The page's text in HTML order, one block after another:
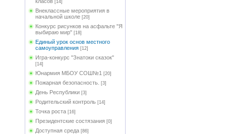
[14]
Внеклассные мероприятия в
начальной школе [20]
Конкурс рисунков на асфальте "Я
выбираю мир" [18]
Единый урок основ местного
самоуправления [12]
Игра-конкурс "Знатоки сказок"
[14]
Юнармия МБОУ СОШ№1 [20]
Пожарная безопасность. [3]
День Республики [3]
Родительский контроль [14]
Точка роста [16]
Президентские состязания [0]
Доступная среда [86]